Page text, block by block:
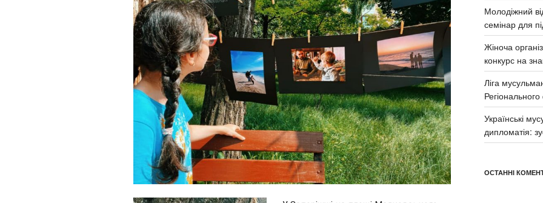
Молодіжний
семінар для
Жіноча
конкурс на
Ліга
Українські
дипломатія:
ОСТАННІ